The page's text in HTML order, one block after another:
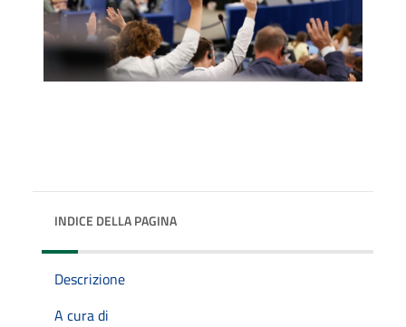
INDICE DELLA PAGINA
Descrizione
A cura di